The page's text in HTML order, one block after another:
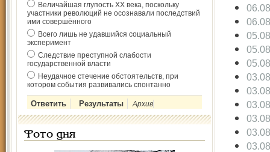
Величайшая глупость ХХ века, поскольку
участники революций не осознавали последствий
ими совершённого
Всего лишь не удавшийся социальный
эксперимент
Следствие преступной слабости
государственной власти
Неудачное стечение обстоятельств, при
котором события развивались спонтанно
Архив
Фото дня